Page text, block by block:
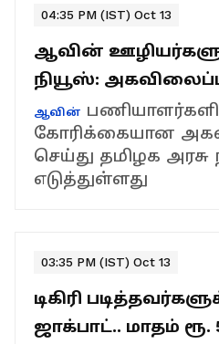
04:35 PM (IST) Oct 13
ஆவின்
நியூஸ்:
ஆவின்
கோரிக்கையான
செய்து தமிழக அரசு
எடுத்துள்ளது
03:35 PM (IST) Oct 13
டிகிரி
ஜாக்பாட்.. மாதம் ரூ.